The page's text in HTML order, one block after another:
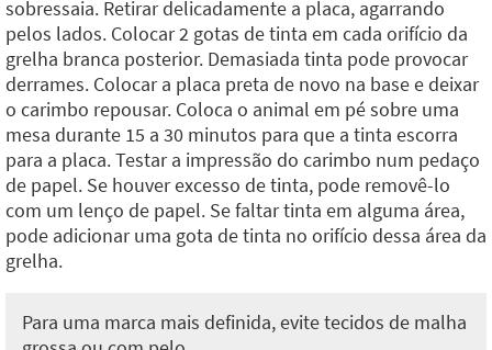
sobressaia. Retirar delicadamente a placa, agarrando
pelos lados. Colocar 2 gotas de tinta em cada orifício da
grelha branca posterior. Demasiada tinta pode provocar
derrames. Colocar a placa preta de novo na base e deixar
o carimbo repousar. Coloca o animal em pé sobre uma
mesa durante 15 a 30 minutos para que a tinta escorra
para a placa. Testar a impressão do carimbo num pedaço
de papel. Se houver excesso de tinta, pode removê-lo
com um lenço de papel. Se faltar tinta em alguma área,
pode adicionar uma gota de tinta no orifício dessa área da
grelha.
Para uma marca mais definida, evite tecidos de malha